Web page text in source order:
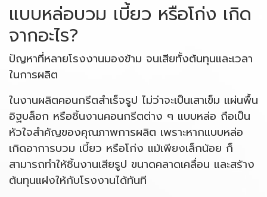
แบบหล่อบวม เบี้ยว หรือโก่ง เกิด
จากอะไร?
ปัญหาที่หลายโรงงานมองข้าม จนเสียทั้งต้นทุนและเวลา
ในการผลิต
ในงานผลิตคอนกรีตสำเร็จรูป ไม่ว่าจะเป็นเสาเข็ม แผ่นพื้น
อิฐบล็อก หรือชิ้นงานคอนกรีตต่าง ๆ แบบหล่อ ถือเป็น
หัวใจสำคัญของคุณภาพการผลิต เพราะหากแบบหล่อ
เกิดอาการบวม เบี้ยว หรือโก่ง แม้เพียงเล็กน้อย ก็
สามารถทำให้ชิ้นงานเสียรูป ขนาดคลาดเคลื่อน และสร้าง
ต้นทุนแฝงให้กับโรงงานได้ทันที